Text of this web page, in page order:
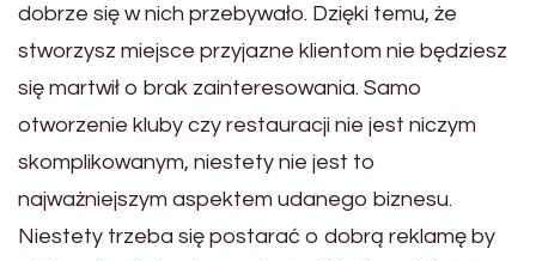
dobrze się w nich przebywało. Dzięki temu, że
stworzysz miejsce przyjazne klientom nie będziesz
się martwił o brak zainteresowania. Samo
otworzenie kluby czy restauracji nie jest niczym
skomplikowanym, niestety nie jest to
najważniejszym aspektem udanego biznesu.
Niestety trzeba się postarać o dobrą reklamę by